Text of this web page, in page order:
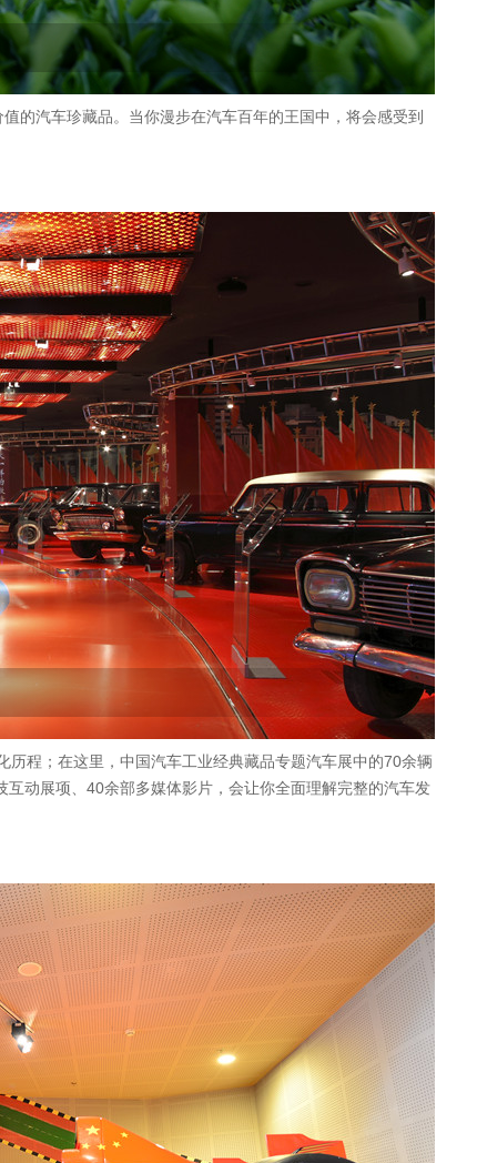
的汽车珍藏品。当你漫步在汽车百年的王国中，将会感受到
程；在这里，中国汽车工业经典藏品专题汽车展中的70余辆
动展项、40余部多媒体影片，会让你全面理解完整的汽车发